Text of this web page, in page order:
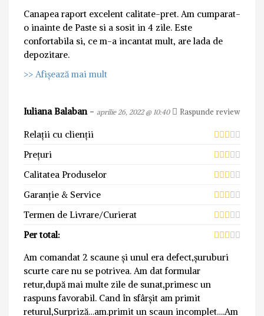
Canapea raport excelent calitate-pret. Am cumparat-
o inainte de Paste si a sosit in 4 zile. Este
confortabila si, ce m-a incantat mult, are lada de
depozitare.
>> Afișează mai mult
Iuliana Balaban - aprilie 26, 2022 @ 10:40 Raspunde review
Relații cu clienții
Prețuri
Calitatea Produselor
Garanție & Service
Termen de Livrare/Curierat
Per total:
Am comandat 2 scaune și unul era defect,șuruburi
scurte care nu se potrivea. Am dat formular
retur,după mai multe zile de sunat,primesc un
raspuns favorabil. Cand în sfârșit am primit
returul,Surpriză…am.primit un scaun incomplet….Am